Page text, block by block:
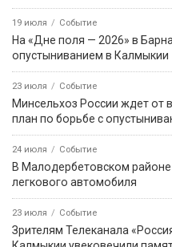
19 июля Событие
На «Дне поля — 2026» в
опустыниванием в Калмыкии
23 июля Событие
Минсельхоз России ждет от
план по борьбе с
24 июля Событие
В Малодербетовском
легкового автомобиля
23 июля Событие
Зрителям Телеканала